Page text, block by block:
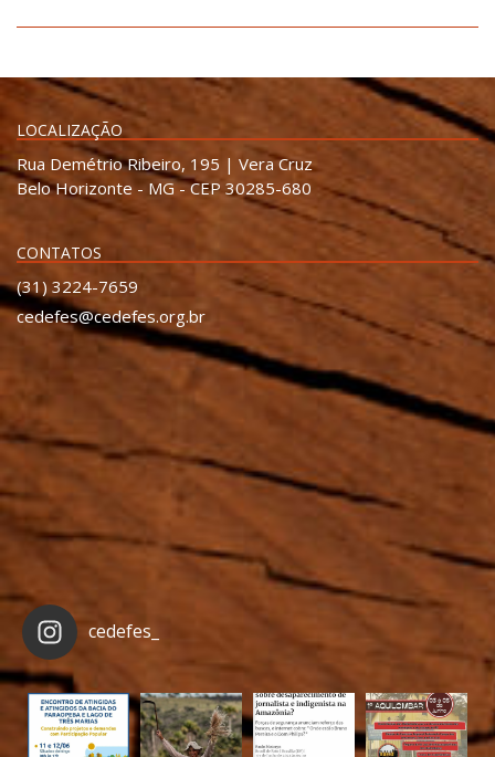
LOCALIZAÇÃO
Rua Demétrio Ribeiro, 195 | Vera Cruz
Belo Horizonte - MG - CEP 30285-680
CONTATOS
(31) 3224-7659
cedefes@cedefes.org.br
cedefes_